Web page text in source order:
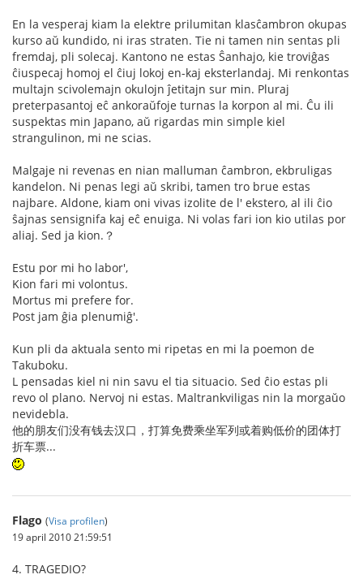
En la vesperaj kiam la elektre prilumitan klasĉambron okupas
kurso aŭ kundido, ni iras straten. Tie ni tamen nin sentas pli
fremdaj, pli solecaj. Kantono ne estas Ŝanhajo, kie troviĝas
ĉiuspecaj homoj el ĉiuj lokoj en-kaj eksterlandaj. Mi renkontas
multajn scivolemajn okulojn ĵetitajn sur min. Pluraj
preterpasantoj eĉ ankoraŭfoje turnas la korpon al mi. Ĉu ili
suspektas min Japano, aŭ rigardas min simple kiel
strangulinon, mi ne scias.
Malgaje ni revenas en nian malluman ĉambron, ekbruligas
kandelon. Ni penas legi aŭ skribi, tamen tro brue estas
najbare. Aldone, kiam oni vivas izolite de l' ekstero, al ili ĉio
ŝajnas sensignifa kaj eĉ enuiga. Ni volas fari ion kio utilas por
aliaj. Sed ja kion.？
Estu por mi ho labor',
Kion fari mi volontus.
Mortus mi prefere for.
Post jam ĝia plenumiĝ'.
Kun pli da aktuala sento mi ripetas en mi la poemon de
Takuboku.
L pensadas kiel ni nin savu el tia situacio. Sed ĉio estas pli
revo ol plano. Nervoj ni estas. Maltrankviligas nin la morgaŭo
nevidebla.
他的朋友们没有钱去汉口，打算免费乘坐军列或着购低价的团体打
折车票...
Flago (Visa profilen)
19 april 2010 21:59:51
4. TRAGEDIO?